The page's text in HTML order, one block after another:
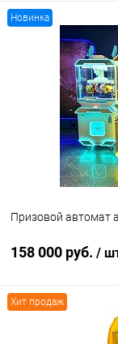
Купить в 1 клик
В избранное
Новинка
Призовой автомат
158 000 руб. /
Хит продаж